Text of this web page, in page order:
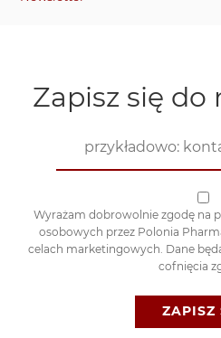
Zapisz się do
Wyrażam dobrowolnie zgodę na
osobowych przez Polonia
celach marketingowych. Dane
cofnięcia